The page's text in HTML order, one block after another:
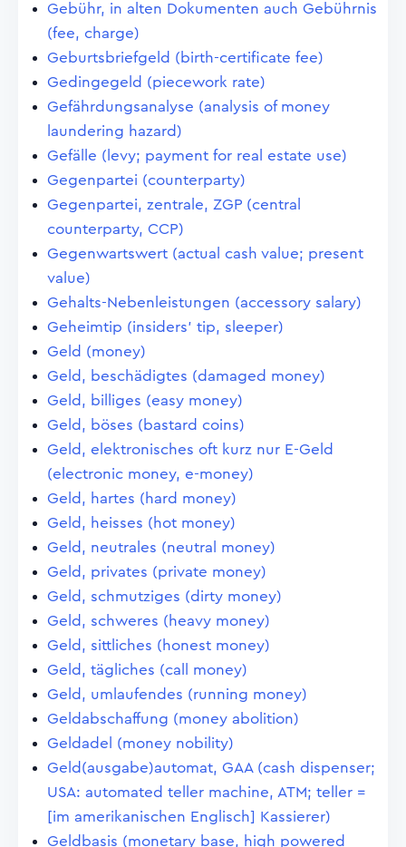
Gebühr, in alten Dokumenten auch Gebührnis
(fee, charge)
Geburtsbriefgeld (birth-certificate fee)
Gedingegeld (piecework rate)
Gefährdungsanalyse (analysis of money
laundering hazard)
Gefälle (levy; payment for real estate use)
Gegenpartei (counterparty)
Gegenpartei, zentrale, ZGP (central
counterparty, CCP)
Gegenwartswert (actual cash value; present
value)
Gehalts-Nebenleistungen (accessory salary)
Geheimtip (insiders' tip, sleeper)
Geld (money)
Geld, beschädigtes (damaged money)
Geld, billiges (easy money)
Geld, böses (bastard coins)
Geld, elektronisches oft kurz nur E-Geld
(electronic money, e-money)
Geld, hartes (hard money)
Geld, heisses (hot money)
Geld, neutrales (neutral money)
Geld, privates (private money)
Geld, schmutziges (dirty money)
Geld, schweres (heavy money)
Geld, sittliches (honest money)
Geld, tägliches (call money)
Geld, umlaufendes (running money)
Geldabschaffung (money abolition)
Geldadel (money nobility)
Geld(ausgabe)automat, GAA (cash dispenser;
USA: automated teller machine, ATM; teller =
[im amerikanischen Englisch] Kassierer)
Geldbasis (monetary base, high powered